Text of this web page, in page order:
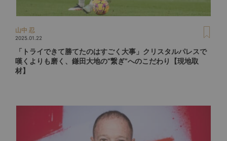
山中 忍
2025.01.22
「トライできて勝てたのはすごく大事」クリスタルパレスで
嘆くよりも磨く、鎌田大地の“繋ぎ”へのこだわり【現地取
材】